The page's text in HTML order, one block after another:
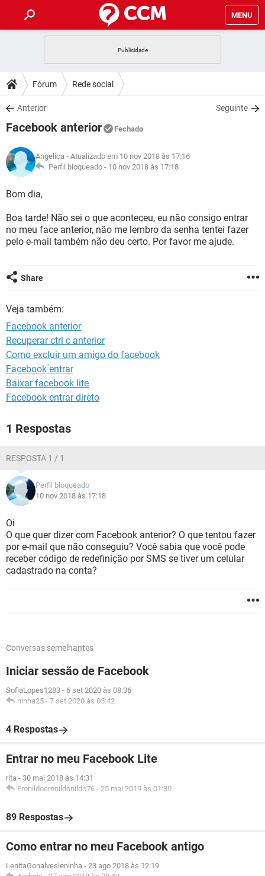
MENU
CELULAR
OUTLOOK
INSTAGRAM GMAIL
GUIA DE COMPRAS
DICAS
JOGOS
INSTAGRAM GMAIL
GUIA DE COMPRAS
DOWNLOADS
JOGOS WHATSAPP
CELULAR
OUTLOOK EXCEL
INSTAGRAM
JOGOS WHATSAPP
CELULAR
OUTLOOK
INSTAGRAM GMAIL
GUIA DE COMPRAS
GLOSSÁRIO
JOGOS
OUTLOOK EXCEL
GUIA DE COMPRAS
Fórum Rede social
Anterior Seguinte
Facebook anterior Fechado
Angelica - Atualizado em 10 nov 2018 às 17:16
Perfil bloqueado - 10 nov 2018 às 17:18
Bom dia,
Boa tarde! Não sei o que aconteceu, eu não consigo entrar
no meu face anterior, não me lembro da senha tentei fazer
pelo e-mail também não deu certo. Por favor me ajude.
Share
Veja também:
Facebook anterior
Recuperar ctrl c anterior
Como excluir um amigo do facebook
Facebook ́entrar
Baixar facebook lite
Facebook entrar direto
1 Respostas
RESPOSTA 1 / 1
Perfil bloqueado
10 nov 2018 às 17:18
Oi
O que quer dizer com Facebook anterior? O que tentou fazer
por e-mail que não conseguiu? Você sabia que você pode
receber código de redefinição por SMS se tiver um celular
cadastrado na conta?
Conversas semelhantes
Iniciar sessão de Facebook
SofiaLopes1283 - 6 set 2020 às 08:36
ninha25 - 7 set 2020 às 05:42
4 Respostas
Entrar no meu Facebook Lite
rita - 30 mai 2018 às 14:31
Eronildoeronildonildo76 - 25 mai 2019 às 01:30
89 Respostas
Como entrar no meu Facebook antigo
LenitaGonalvesleninha - 23 ago 2018 às 12:19